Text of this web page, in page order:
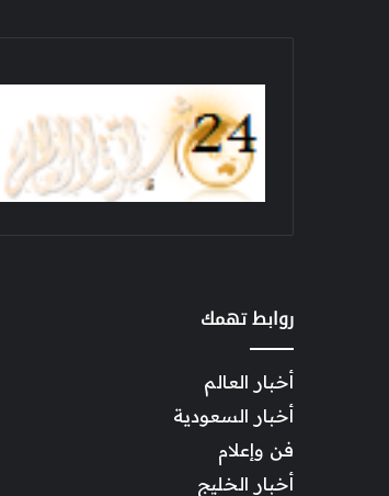
روابط تهمك
أخبار العالم
أخبار السعودية
فن وإعلام
أخبار الخليج